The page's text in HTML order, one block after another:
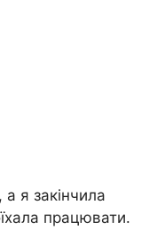
я закінчила
працювати.